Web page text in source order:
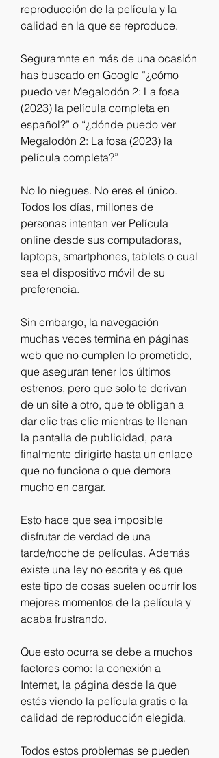
reproducción de la película y la
calidad en la que se reproduce.
Seguramnte en más de una ocasión
has buscado en Google “¿cómo
puedo ver Megalodón 2: La fosa
(2023) la película completa en
español?” o “¿dónde puedo ver
Megalodón 2: La fosa (2023) la
película completa?”
No lo niegues. No eres el único.
Todos los días, millones de
personas intentan ver Película
online desde sus computadoras,
laptops, smartphones, tablets o cual
sea el dispositivo móvil de su
preferencia.
Sin embargo, la navegación
muchas veces termina en páginas
web que no cumplen lo prometido,
que aseguran tener los últimos
estrenos, pero que solo te derivan
de un site a otro, que te obligan a
dar clic tras clic mientras te llenan
la pantalla de publicidad, para
finalmente dirigirte hasta un enlace
que no funciona o que demora
mucho en cargar.
Esto hace que sea imposible
disfrutar de verdad de una
tarde/noche de películas. Además
existe una ley no escrita y es que
este tipo de cosas suelen ocurrir los
mejores momentos de la película y
acaba frustrando.
Que esto ocurra se debe a muchos
factores como: la conexión a
Internet, la página desde la que
estés viendo la película gratis o la
calidad de reproducción elegida.
Todos estos problemas se pueden